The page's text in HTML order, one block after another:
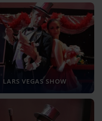
LARS VEGAS SHOW